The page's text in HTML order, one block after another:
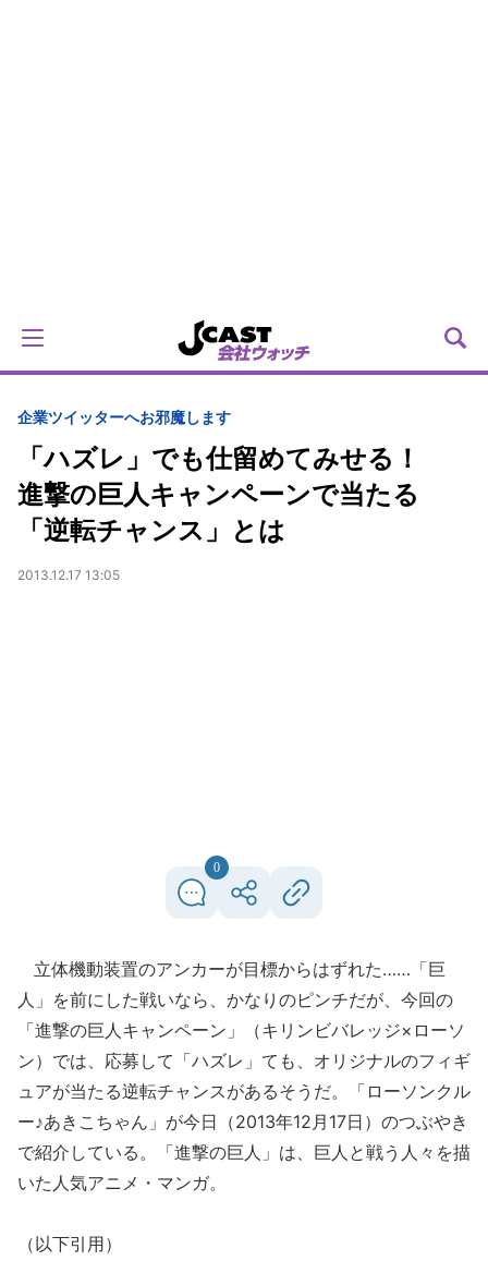
企業ツイッターへお邪魔します
「ハズレ」でも仕留めてみせる！
進撃の巨人キャンペーンで当たる
「逆転チャンス」とは
2013.12.17 13:05
0
立体機動装置のアンカーが目標からはずれた……「巨
人」を前にした戦いなら、かなりのピンチだが、今回の
「進撃の巨人キャンペーン」（キリンビバレッジ×ローソ
ン）では、応募して「ハズレ」ても、オリジナルのフィギ
ュアが当たる逆転チャンスがあるそうだ。「ローソンクル
ー♪あきこちゃん」が今日（2013年12月17日）のつぶやき
で紹介している。「進撃の巨人」は、巨人と戦う人々を描
いた人気アニメ・マンガ。
（以下引用）